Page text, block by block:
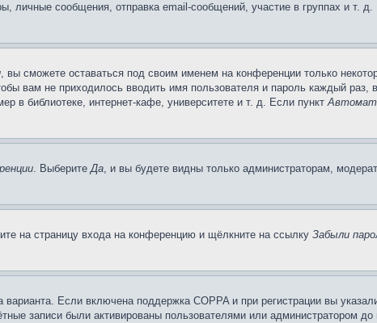
сообщения, отправка email-сообщений, участие в группах и т. д.
, вы сможете оставаться под своим именем на конференции только
вам не приходилось вводить имя пользователя и пароль каждый
в библиотеке, интернет-кафе, университете и т. д. Если пункт
. ВыберитеДа, и вы будете видны только администраторам,
на страницу входа на конференцию и щёлкните на ссылку Забыли
Если включена поддержка COPPA и при регистрации вы
записи были активированы пользователями или администратором